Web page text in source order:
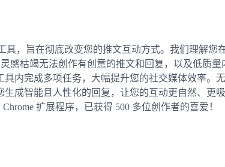
，旨在彻底改变您的推文互动方式。我们理解您
感枯竭无法创作有创意的推文和回复，以及低质
具内完成多项任务，大幅提升您的社交媒体效率。
成智能且人性化的回复，让您的互动更自然、更
扩展程序，已获得 500 多位创作者的喜爱！